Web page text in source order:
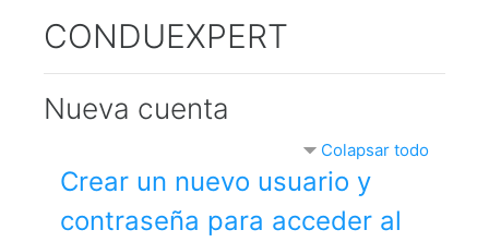
CONDUEXPERT
Nueva cuenta
Colapsar todo
Crear un nuevo usuario y
contraseña para acceder al